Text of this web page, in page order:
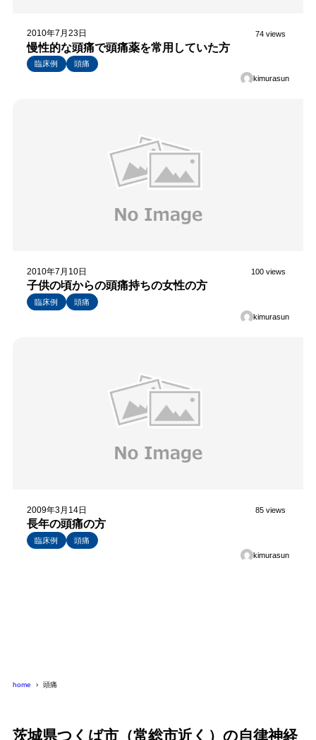
2010年7月23日 74 views
慢性的な頭痛で頭痛薬を常用していた方
臨床例
頭痛
kimurasun
2010年7月10日 100 views
子供の頃からの頭痛持ちの女性の方
臨床例
頭痛
kimurasun
2009年3月14日 85 views
長年の頭痛の方
臨床例
頭痛
kimurasun
home 頭痛
茨城県つくば市（常総市近く）の自律神経